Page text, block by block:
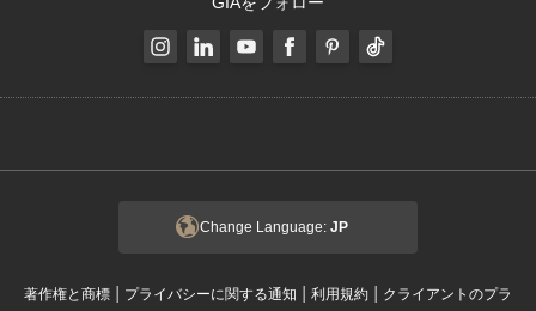
Change Language: JP
著作権と商標 | プライバシーに関する通知 | 利用規約 | クライアントのプラ